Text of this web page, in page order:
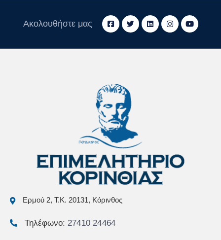
Ακολουθήστε μας
Ερμού 2, Τ.Κ. 20131, Κόρινθος
Τηλέφωνο: 27410 24464